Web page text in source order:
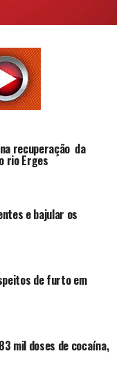
recuperação da
rio Erges
e bajular os
de furto em
mil doses de cocaína,